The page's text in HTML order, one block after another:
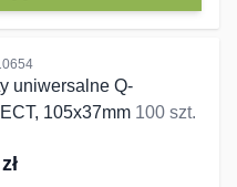
uniwersalne Q-
105x37mm 100 szt.